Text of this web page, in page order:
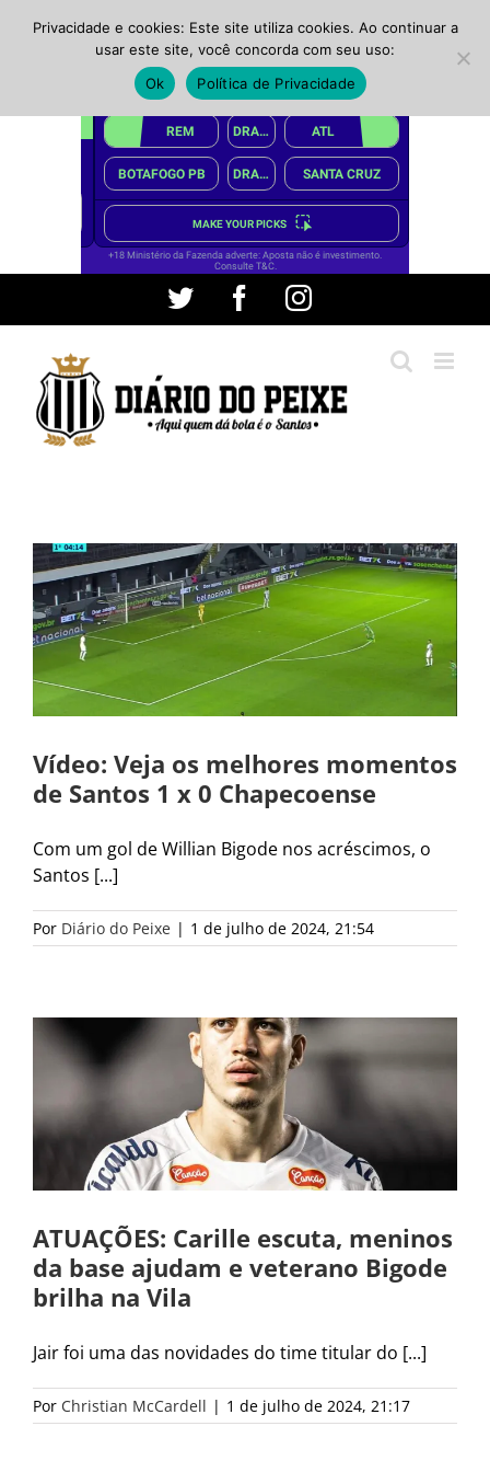
conteúdo
Twitter FacebookInstagram
Vídeo: Veja os melhores momentos
de Santos 1 x 0 Chapecoense
Com um gol de Willian Bigode nos acréscimos, o
Santos [...]
Por Diário do Peixe | 1 de julho de 2024, 21:54
ATUAÇÕES: Carille escuta, meninos
da base ajudam e veterano Bigode
brilha na Vila
Jair foi uma das novidades do time titular do [...]
Por Christian McCardell | 1 de julho de 2024, 21:17
Privacidade e cookies: Este site utiliza cookies. Ao continuar a
usar este site, você concorda com seu uso:
Ok
Política de Privacidade